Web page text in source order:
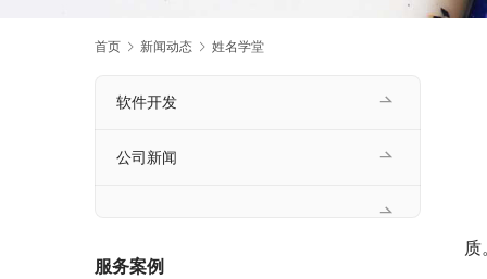
首页 新闻动态 姓名学堂
软件开发
公司新闻
服务案例